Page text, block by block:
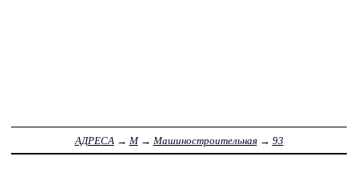
АДРЕСА → М→ Машиностроительная→ 93